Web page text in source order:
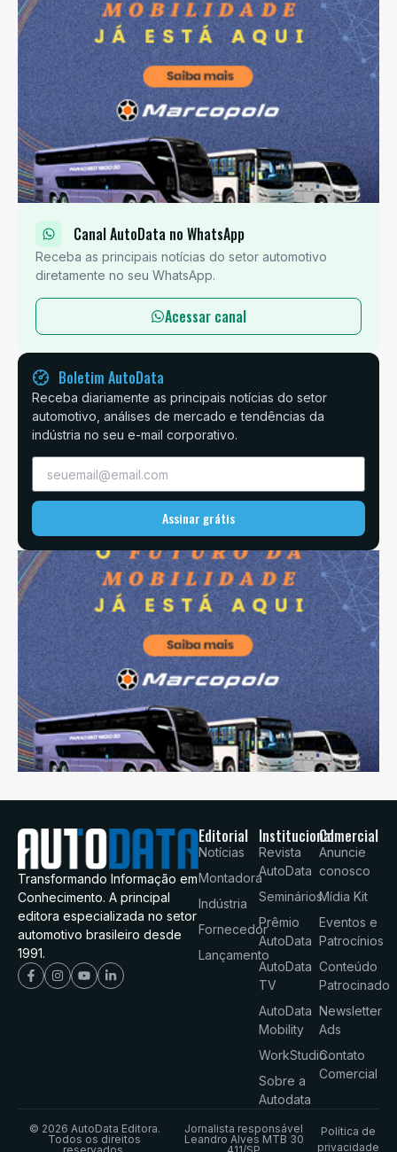
Canal AutoData no WhatsApp
Receba as principais notícias do setor automotivo
diretamente no seu WhatsApp.
Acessar canal
Boletim AutoData
Receba diariamente as principais notícias do setor
automotivo, análises de mercado e tendências da
indústria no seu e-mail corporativo.
Assinar grátis
Transformando Informação em
Conhecimento. A principal
editora especializada no setor
automotivo brasileiro desde
1991.
Editorial
Notícias
Montadora
Indústria
Fornecedor
Lançamento
Institucional
Revista
AutoData
Seminários
Prêmio
AutoData
AutoData
TV
AutoData
Mobility
WorkStudio
Sobre a
Autodata
Comercial
Anuncie
conosco
Mídia Kit
Eventos e
Patrocínios
Conteúdo
Patrocinado
Newsletter
Ads
Contato
Comercial
© 2026 AutoData Editora.
Todos os direitos
Jornalista responsável
Leandro Alves MTB 30
Política de
privacidade